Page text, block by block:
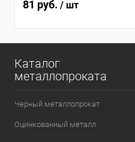
81 руб. / шт
Каталог
металлопроката
Черный металлопрокат
Оцинкованный металл